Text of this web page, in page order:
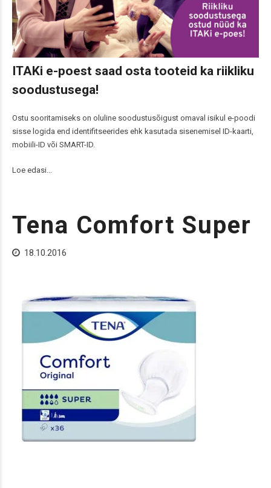
ITAKi e-poest saad osta tooteid ka riikliku
soodustusega!
Ostu sooritamiseks on oluline soodustusõigust omaval isikul e-poodi
sisse logida end identifitseerides ehk kasutada sisenemisel ID-kaarti,
mobiili-ID või SMART-ID.
Loe edasi...
Tena Comfort Super
18.10.2016